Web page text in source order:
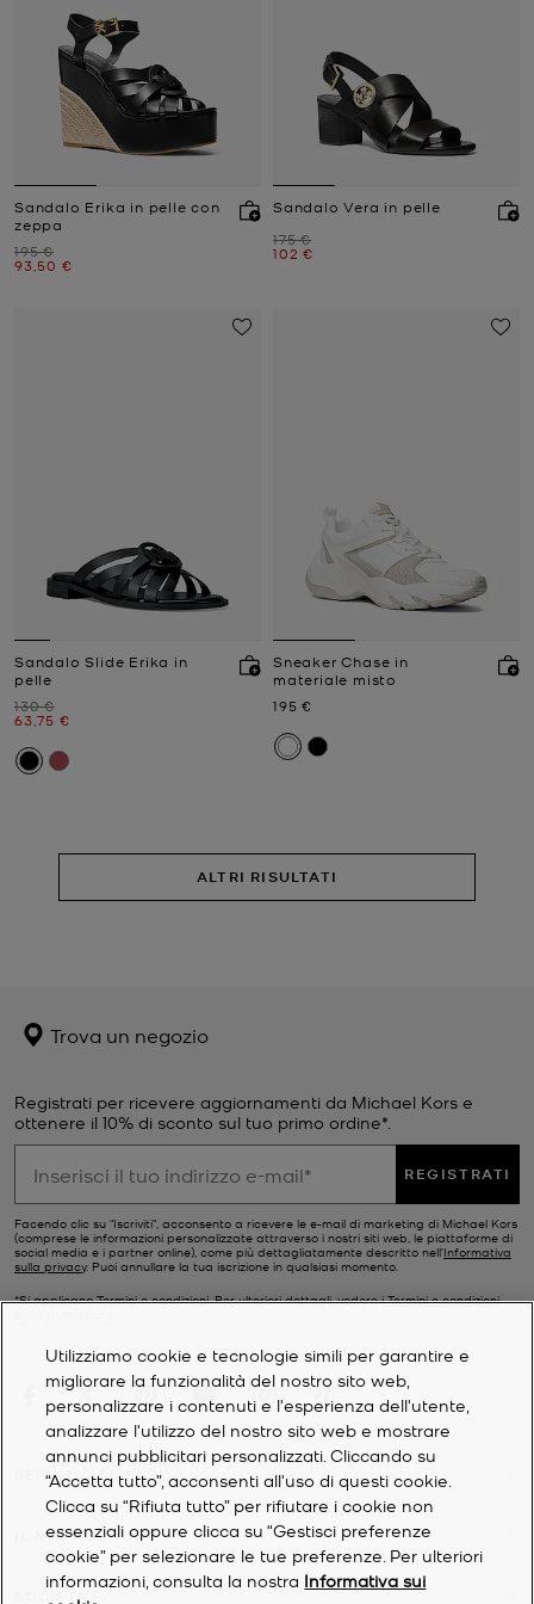
Sandalo Erika in pelle con
zeppa
Prezzo iniziale
195 €
Prezzo attuale
93,50 €
Sandalo Vera in pelle
Prezzo iniziale
175 €
Prezzo attuale
102 €
Sandalo Slide Erika in
pelle
Prezzo iniziale
130 €
Prezzo attuale
63,75 €
Sneaker Chase in
materiale misto
Prezzo attuale
195 €
ALTRI RISULTATI
Trova un negozio
Registrati per ricevere aggiornamenti da Michael Kors e
ottenere il 10% di sconto sul tuo primo ordine*.
REGISTRATI
Facendo clic su "Iscriviti", acconsento a ricevere le e-mail di marketing di Michael Kors
(comprese le informazioni personalizzate attraverso i nostri siti web, le piattaforme di
social media e i partner online), come più dettagliatamente descritto nell’Informativa
sulla privacy. Puoi annullare la tua iscrizione in qualsiasi momento.
*Si applicano Termini e condizioni. Per ulteriori dettagli, vedere iTermini e condizioni
SERVIZIO CLIENTI
IL MIO ACCOUNT
SOCIETÀ
Utilizziamo cookie e tecnologie simili per garantire e
migliorare la funzionalità del nostro sito web,
personalizzare i contenuti e l'esperienza dell'utente,
analizzare l'utilizzo del nostro sito web e mostrare
annunci pubblicitari personalizzati. Cliccando su
“Accetta tutto”, acconsenti all'uso di questi cookie.
Clicca su “Rifiuta tutto” per rifiutare i cookie non
essenziali oppure clicca su “Gestisci preferenze
cookie” per selezionare le tue preferenze. Per ulteriori
informazioni, consulta la nostra Informativa sui